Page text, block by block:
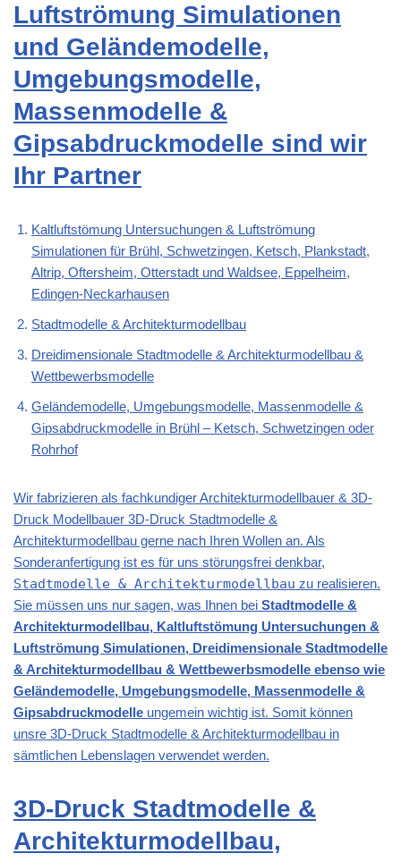
Luftströmung Simulationen
und Geländemodelle,
Umgebungsmodelle,
Massenmodelle &
Gipsabdruckmodelle sind wir
Ihr Partner
Kaltluftstömung Untersuchungen & Luftströmung
Simulationen für Brühl, Schwetzingen, Ketsch, Plankstadt,
Altrip, Oftersheim, Otterstadt und Waldsee, Eppelheim,
Edingen-Neckarhausen
Stadtmodelle & Architekturmodellbau
Dreidimensionale Stadtmodelle & Architekturmodellbau &
Wettbewerbsmodelle
Geländemodelle, Umgebungsmodelle, Massenmodelle &
Gipsabdruckmodelle in Brühl – Ketsch, Schwetzingen oder
Rohrhof
Wir fabrizieren als fachkundiger Architekturmodellbauer & 3D-
Druck Modellbauer 3D-Druck Stadtmodelle &
Architekturmodellbau gerne nach Ihren Wollen an. Als
Sonderanfertigung ist es für uns störungsfrei denkbar,
Stadtmodelle & Architekturmodellbau zu realisieren.
Sie müssen uns nur sagen, was Ihnen bei Stadtmodelle &
Architekturmodellbau, Kaltluftstömung Untersuchungen &
Luftströmung Simulationen, Dreidimensionale Stadtmodelle
& Architekturmodellbau & Wettbewerbsmodelle ebenso wie
Geländemodelle, Umgebungsmodelle, Massenmodelle &
Gipsabdruckmodelle ungemein wichtig ist. Somit können
unsre 3D-Druck Stadtmodelle & Architekturmodellbau in
sämtlichen Lebenslagen verwendet werden.
3D-Druck Stadtmodelle &
Architekturmodellbau,